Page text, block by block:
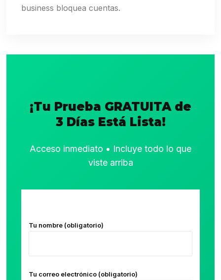
business bloquea cuentas.
¡Tu Prueba GRATUITA de
3 Días Está Lista!
Acceso inmediato • Incluye todo lo que
viste arriba
Tu nombre (obligatorio)
Tu correo electrónico (obligatorio)